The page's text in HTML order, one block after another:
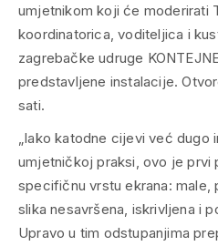
umjetnikom koji će moderirati
koordinatorica, voditeljica i
zagrebačke udruge
predstavljene instalacije.
sati.
„Iako katodne cijevi već
umjetničkoj praksi, ovo je prvi
specifičnu vrstu ekrana: male,
slika nesavršena, iskrivljena i
Upravo u tim odstupanjima